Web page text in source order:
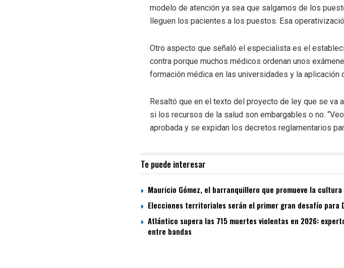
modelo de atención ya sea que salgamos de los
lleguen los pacientes a los puestos. Esa
Otro aspecto que señaló el especialista es el
contra porque muchos médicos ordenan unos
formación médica en las universidades y la aplicación
Resaltó que en el texto del proyecto de ley que se va
si los recursos de la salud son embargables o no.
aprobada y se expidan los decretos reglamentarios
Te puede interesar
Mauricio Gómez, el barranquillero que promueve la
Elecciones territoriales serán el primer gran desafío para
Atlántico supera las 715 muertes violentas en 2026:
entre bandas